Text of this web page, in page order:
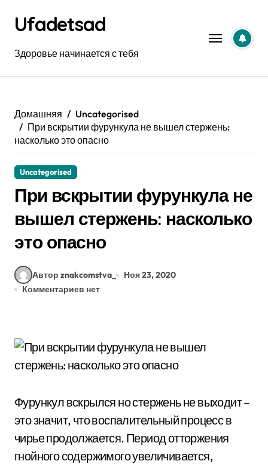
содержанию
Ufadetsad
Здоровье начинается с тебя
Домашняя
Uncategorised
При вскрытии фурункула не вышел стержень:
насколько это опасно
Uncategorised
При вскрытии фурункула не
вышел стержень: насколько
это опасно
Автор znakcomstva_
Ноя 23, 2020
Комментариев нет
Фурункул вскрылся но стержень не выходит –
это значит, что воспалительный процесс в
чирье продолжается. Период отторжения
гнойного содержимого увеличивается,